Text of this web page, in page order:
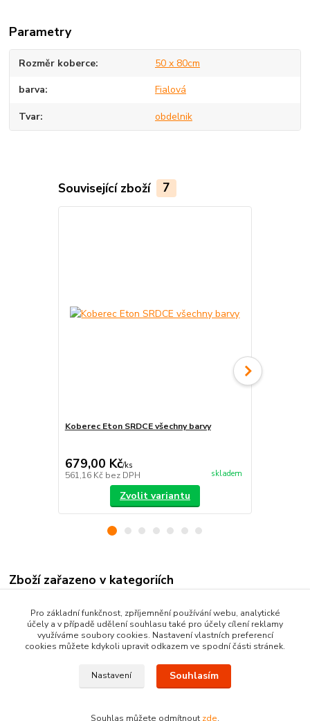
Parametry
Rozměr koberce 50 x 80cm
barva Fialová
Tvar obdelnik
Související zboží 7
Koberec Eton SRDCE všechny barvy
679,00 Kč/ks
561,16 Kč bez DPH skladem
Zvolit variantu
Zboží zařazeno v kategoriích
Moderní kusové koberce
Pro základní funkčnost, zpříjemnění používání webu, analytické
účely a v případě udělení souhlasu také pro účely cílení reklamy
využíváme soubory cookies. Nastavení vlastních preferencí
cookies můžete kdykoli upravit odkazem ve spodní části stránek.
Nastavení Souhlasím
Souhlas můžete odmítnout zde.